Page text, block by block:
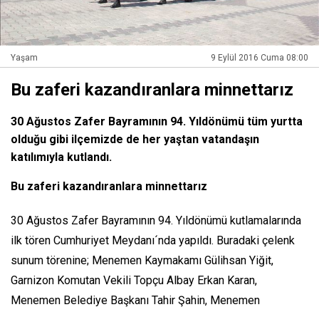
Yaşam 9 Eylül 2016 Cuma 08:00
Bu zaferi kazandıranlara minnettarız
30 Ağustos Zafer Bayramının 94. Yıldönümü tüm yurtta
olduğu gibi ilçemizde de her yaştan vatandaşın
katılımıyla kutlandı.
Bu zaferi kazandıranlara minnettarız
30 Ağustos Zafer Bayramının 94. Yıldönümü kutlamalarında
ilk tören Cumhuriyet Meydanı´nda yapıldı. Buradaki çelenk
sunum törenine; Menemen Kaymakamı Gülihsan Yiğit,
Garnizon Komutan Vekili Topçu Albay Erkan Karan,
Menemen Belediye Başkanı Tahir Şahin, Menemen